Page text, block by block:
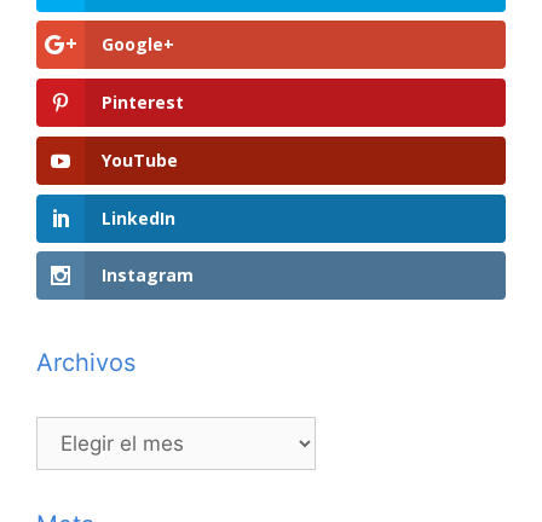
Google+
Pinterest
YouTube
LinkedIn
Instagram
Archivos
Archivos